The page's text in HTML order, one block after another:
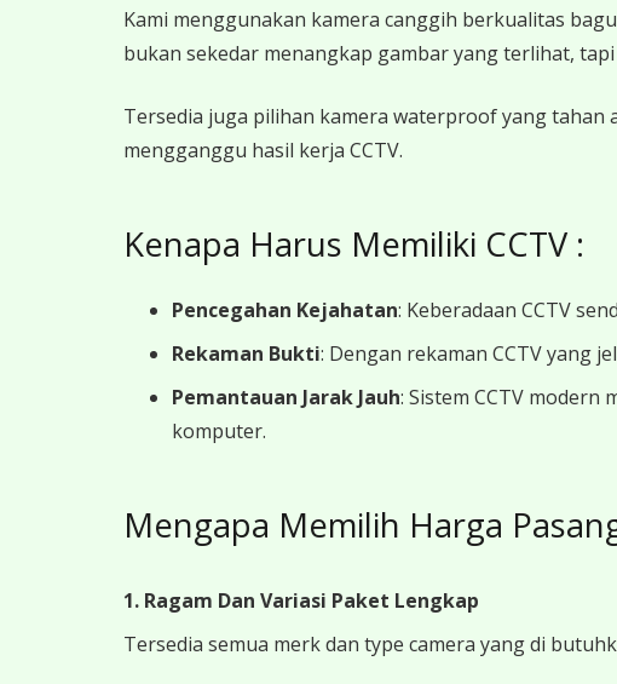
Kami menggunakan kamera canggih berkualitas
bukan sekedar menangkap gambar yang terlihat,
Tersedia juga pilihan kamera waterproof yang tahan
mengganggu hasil kerja CCTV.
Kenapa Harus Memiliki CCTV :
Pencegahan Kejahatan: Keberadaan CCTV
Rekaman Bukti: Dengan rekaman CCTV yang
Pemantauan Jarak Jauh: Sistem CCTV
komputer.
Mengapa Memilih Harga
1. Ragam Dan Variasi Paket Lengkap
Tersedia semua merk dan type camera yang di